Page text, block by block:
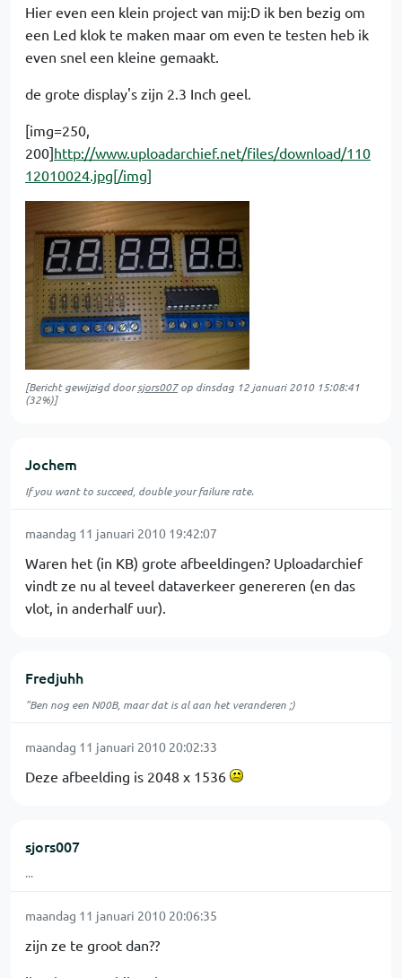
Hier even een klein project van mij:D ik ben bezig om
een Led klok te maken maar om even te testen heb ik
even snel een kleine gemaakt.
de grote display's zijn 2.3 Inch geel.
[img=250,
200]http://www.uploadarchief.net/files/download/110
12010024.jpg[/img]
[Bericht gewijzigd doorsjors007op dinsdag 12 januari 2010 15:08:41
(32%)]
Jochem
If you want to succeed, double your failure rate.
maandag 11 januari 2010 19:42:07
Waren het (in KB) grote afbeeldingen? Uploadarchief
vindt ze nu al teveel dataverkeer genereren (en das
vlot, in anderhalf uur).
Fredjuhh
"Ben nog een N00B, maar dat is al aan het veranderen ;)
maandag 11 januari 2010 20:02:33
Deze afbeelding is 2048 x 1536
sjors007
...
maandag 11 januari 2010 20:06:35
zijn ze te groot dan??